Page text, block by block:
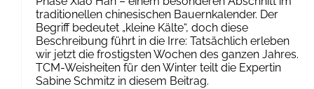
traditionellen chinesischen Bauernkalender. Der
Begriff bedeutet „kleine Kälte“, doch diese
Beschreibung führt in die Irre: Tatsächlich erleben
wir jetzt die frostigsten Wochen des ganzen Jahres.
TCM-Weisheiten für den Winter teilt die Expertin
Sabine Schmitz in diesem Beitrag.